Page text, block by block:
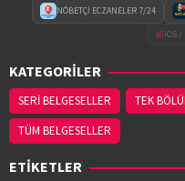
NÖBETÇİ ECZANELER 7/24
iOS /
KATEGORİLER
SERİ BELGESELLER
TEK
TÜM BELGESELLER
ETİKETLER